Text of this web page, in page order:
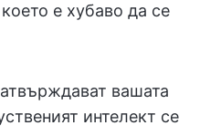
е хубаво да се
вашата
интелект се